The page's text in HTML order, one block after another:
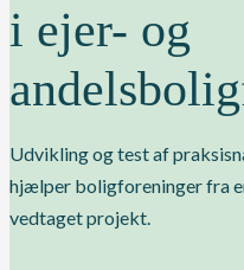
i ejer- og
Udvikling og test af
hjælper boligforeninger fra
vedtaget projekt.